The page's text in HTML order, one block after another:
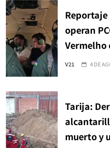
operan
Vermelho
V21 4 DE
Tarija:
muerto y